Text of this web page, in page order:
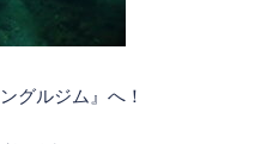
グルジム』へ！